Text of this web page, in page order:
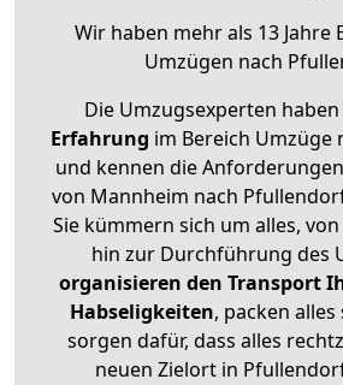
Wir haben mehr als 13
Umzügen nach
Die Umzugsexperten haben
Erfahrung im Bereich Umzüge
und kennen die
von Mannheim nach
Sie kümmern sich um alles,
hin zur Durchführung des
organisieren den Transport
Habseligkeiten, packen
sorgen dafür, dass alles
neuen Zielort in